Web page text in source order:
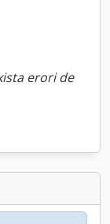
erori de